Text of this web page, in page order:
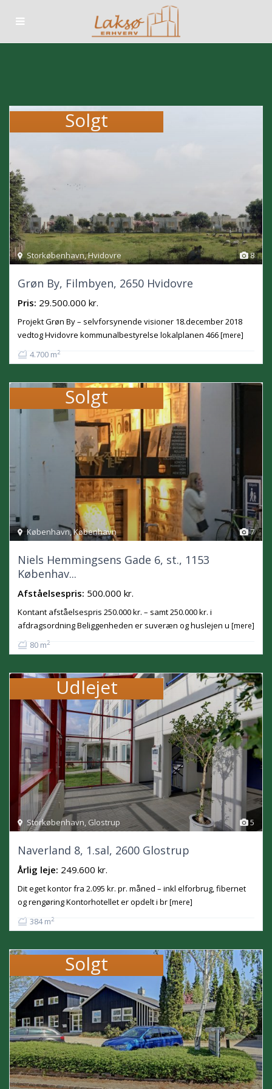
8
Storkøbenhavn,Hvidovre
Solgt
Grøn By, Filmbyen, 2650 Hvidovre
Pris: 29.500.000 kr.
Projekt Grøn By – selvforsynende visioner 18.december 2018
vedtog Hvidovre kommunalbestyrelse lokalplanen 466[mere]
4.700 m2
7
København,København
Solgt
Niels Hemmingsens Gade 6, st., 1153
Københav...
Afståelsespris: 500.000 kr.
Kontant afståelsespris 250.000 kr. – samt 250.000 kr. i
afdragsordning Beliggenheden er suveræn og huslejen u [mere]
80 m2
5
Storkøbenhavn,Glostrup
Udlejet
Naverland 8, 1.sal, 2600 Glostrup
Årlig leje: 249.600 kr.
Dit eget kontor fra 2.095 kr. pr. måned – inkl elforbrug, fibernet
og rengøring Kontorhotellet er opdelt i br[mere]
384 m2
Solgt